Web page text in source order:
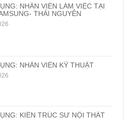
NHÂN VIÊN LÀM VIỆC TẠI
THÁI NGUYÊN
NHÂN VIÊN KỸ THUẬT
KIẾN TRÚC SƯ NỘI THẤT